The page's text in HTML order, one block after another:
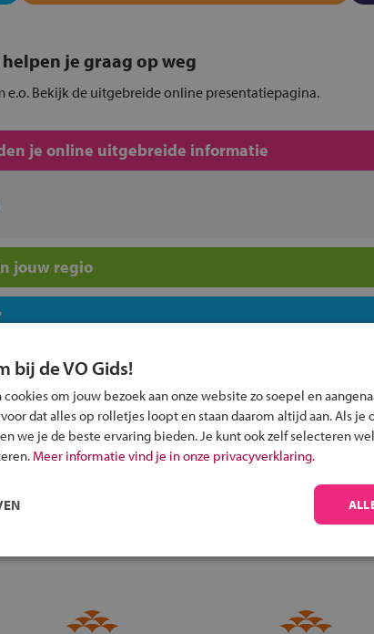
je graag op weg
e.o. Bekijk de uitgebreide online presentatiepagina.
je online uitgebreide informatie
jouw regio
Inschrijven?
bij de VO Gids!
om jouw bezoek aan onze website zo soepel en
dat alles op rolletjes loopt en staan daarom altijd aan. Als je
we je de beste ervaring bieden. Je kunt ook zelf selecteren
Meer informatie vind je in onze privacyverklaring.